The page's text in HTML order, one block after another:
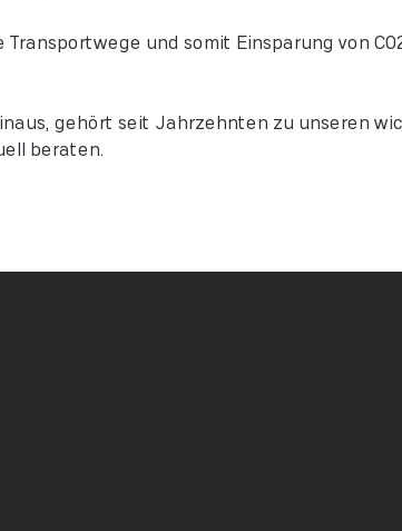
und somit Einsparung von
gehört seit Jahrzehnten zu unseren
beraten.